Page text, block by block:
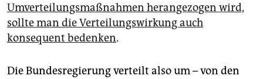
Umverteilungsmaßnahmen herangezogen wird,
sollte man die Verteilungswirkung auch
konsequent bedenken.
Die Bundesregierung verteilt also um – von den